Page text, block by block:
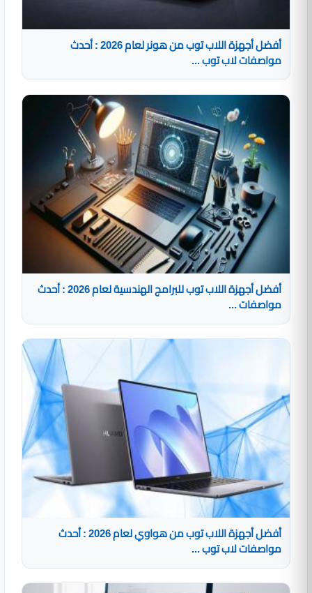
أفضل أجهزة اللاب توب من هونر لعام 2026 : أحدث
مواصفات لاب توب ...
أفضل أجهزة اللاب توب للبرامج الهندسية لعام 2026 : أحدث
مواصفات ...
أفضل أجهزة اللاب توب من هواوي لعام 2026 : أحدث
مواصفات لاب توب ...